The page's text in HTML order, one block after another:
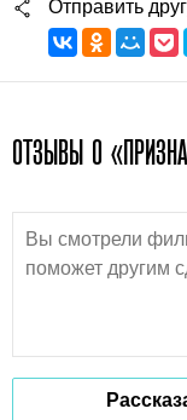
Отправить
ОТЗЫВЫ О